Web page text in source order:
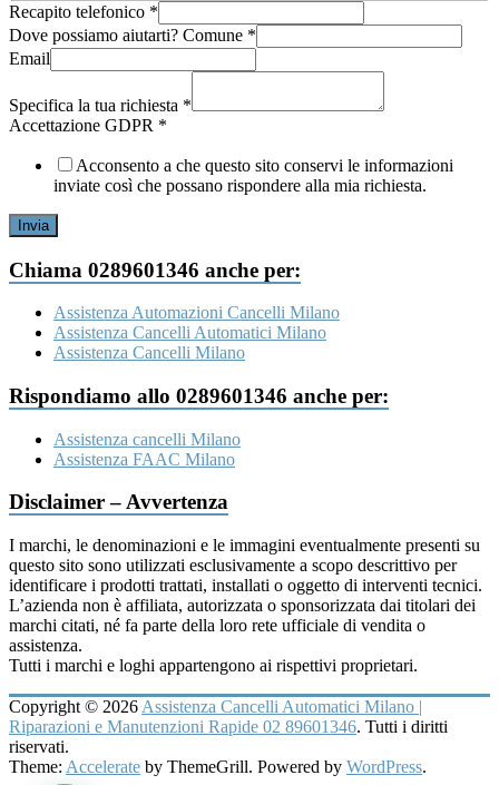
Recapito telefonico *
Email
Comune
Dove possiamo aiutarti? Comune *
Email
Specifica la tua richiesta *
Accettazione GDPR *
Acconsento a che questo sito conservi le informazioni
inviate così che possano rispondere alla mia richiesta.
Invia
Chiama 0289601346 anche per:
Assistenza Automazioni Cancelli Milano
Assistenza Cancelli Automatici Milano
Assistenza Cancelli Milano
Rispondiamo allo 0289601346 anche per:
Assistenza cancelli Milano
Assistenza FAAC Milano
Disclaimer – Avvertenza
I marchi, le denominazioni e le immagini eventualmente presenti su
questo sito sono utilizzati esclusivamente a scopo descrittivo per
identificare i prodotti trattati, installati o oggetto di interventi tecnici.
L’azienda non è affiliata, autorizzata o sponsorizzata dai titolari dei
marchi citati, né fa parte della loro rete ufficiale di vendita o
assistenza.
Tutti i marchi e loghi appartengono ai rispettivi proprietari.
Copyright © 2026 Assistenza Cancelli Automatici Milano |
Riparazioni e Manutenzioni Rapide 02 89601346. Tutti i diritti
riservati.
Theme: Accelerate by ThemeGrill. Powered by WordPress.